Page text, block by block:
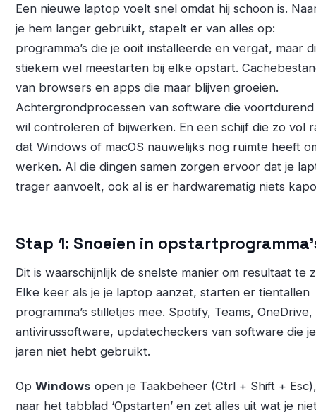
Een nieuwe laptop voelt snel omdat hij schoon is.
je hem langer gebruikt, stapelt er van alles op:
programma’s die je ooit installeerde en vergat, maar
stiekem wel meestarten bij elke opstart.
van browsers en apps die maar blijven groeien.
Achtergrondprocessen van software die voortdurend
wil controleren of bijwerken. En een schijf die zo vol
dat Windows of macOS nauwelijks nog ruimte heeft
werken. Al die dingen samen zorgen ervoor dat je
trager aanvoelt, ook al is er hardwarematig niets
Stap 1: Snoeien in
Dit is waarschijnlijk de snelste manier om resultaat te
Elke keer als je je laptop aanzet, starten er tientallen
programma’s stilletjes mee. Spotify, Teams, OneDrive,
antivirussoftware, updatecheckers van software die
jaren niet hebt gebruikt.
Op Windows open je Taakbeheer (Ctrl + Shift +
naar het tabblad ‘Opstarten’ en zet alles uit wat je